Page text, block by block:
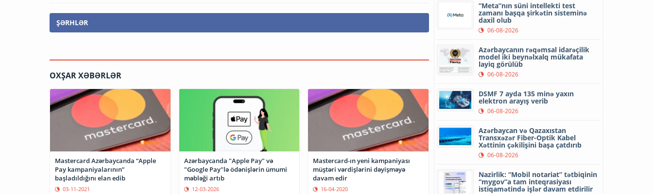
ŞƏRHLƏR
OXŞAR XƏBƏRLƏR
Mastercard Azərbaycanda “Apple
Pay kampaniyalarının”
başladıldığını elan edib
03-11-2021
Azərbaycanda "Apple Pay" və
"Google Pay"lə ödənişlərin ümumi
məbləği artıb
12-03-2026
Mastercard-ın yeni kampaniyası
müştəri vərdişlərini dəyişməyə
davam edir
16-04-2020
“Meta”nın süni intellekti test
zamanı başqa şirkətin sisteminə
daxil olub
06-08-2026
Azərbaycanın rəqəmsal idarəçilik
model iki beynəlxalq mükafata
layiq görülüb
06-08-2026
DSMF 7 ayda 135 minə yaxın
elektron arayış verib
06-08-2026
Azərbaycan və Qazaxıstan
Transxəzər Fiber-Optik Kabel
Xəttinin çəkilişini başa çatdırıb
06-08-2026
Nazirlik: “Mobil notariat” tətbiqinin
“mygov”a tam inteqrasiyası
istiqamətində işlər davam etdirilir